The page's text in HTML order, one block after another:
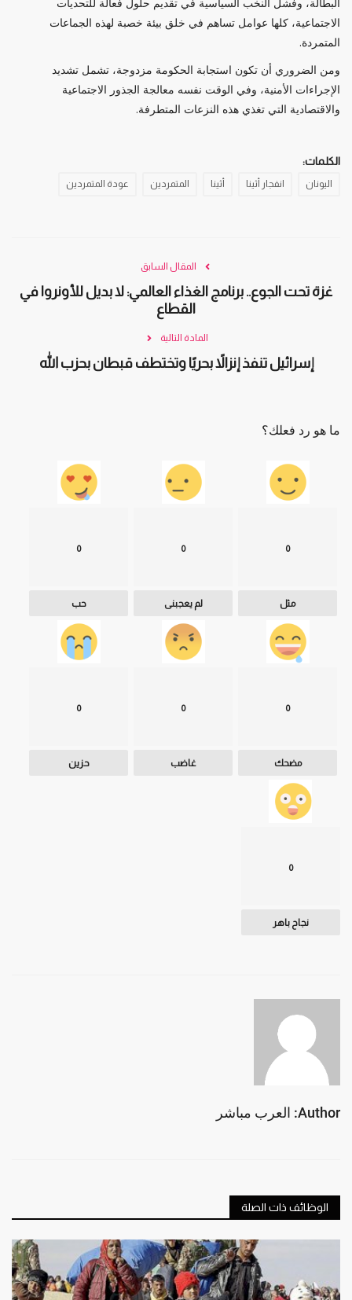
الاجتماعية، كلها عوامل تساهم في خلق بيئة خصبة لهذه الجماعات
المتمردة.
ومن الضروري أن تكون استجابة الحكومة مزدوجة، تشمل تشديد
الإجراءات الأمنية، وفي الوقت نفسه معالجة الجذور الاجتماعية
والاقتصادية التي تغذي هذه النزعات المتطرفة.
الكلمات:
اليونان انفجار أثينا أثينا المتمردين عودة المتمردين
المقال السابق
غزة تحت الجوع.. برنامج الغذاء العالمي: لا بديل للأونروا في
القطاع
المادة التالية
إسرائيل تنفذ إنزالاً بحريًا وتختطف قبطان بحزب الله
ما هو رد فعلك؟
0
مثل
0
لم يعجبنى
0
حب
0
مضحك
0
غاضب
0
حزين
0
نجاح باهر
Author: العرب مباشر
الوظائف ذات الصلة